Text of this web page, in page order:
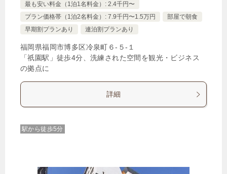
最も安い料金（1泊1名料金）: 2.4千円〜
プラン価格帯（1泊2名料金）: 7.9千円〜1.5万円
部屋で朝食
早期割プランあり
連泊割プランあり
福岡県福岡市博多区冷泉町６‐５‐１
「祇園駅」徒歩4分、洗練された空間を観光・ビジネス
の拠点に
詳細
駅から徒歩5分